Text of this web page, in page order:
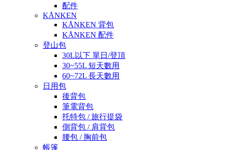
配件
KÅNKEN
KÅNKEN 背包
KÅNKEN 配件
登山包
30L以下 單日/登頂
30~55L 短天數用
60~72L 長天數用
日用包
後背包
筆電背包
托特包 / 旅行提袋
側背包 / 肩背包
腰包 / 胸前包
帳篷